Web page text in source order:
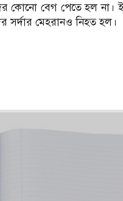
কোনো বেগ পেতে হল না।
সর্দার মেহরানও নিহত হল।